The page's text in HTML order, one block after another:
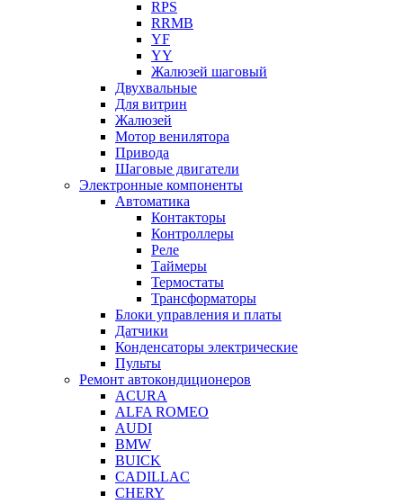
RPS
RRMB
YF
YY
Жалюзей шаговый
Двухвальные
Для витрин
Жалюзей
Мотор венилятора
Привода
Шаговые двигатели
Электронные компоненты
Автоматика
Контакторы
Контроллеры
Реле
Таймеры
Термостаты
Трансформаторы
Блоки управления и платы
Датчики
Конденсаторы электрические
Пульты
Ремонт автокондиционеров
ACURA
ALFA ROMEO
AUDI
BMW
BUICK
CADILLAC
CHERY